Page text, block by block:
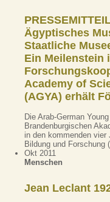
Ägyptisches
Staatliche
Ein Meilenstein
Academy of
(AGYA) erhält
Die Arab-German
Brandenburgischen
in den kommenden
Bildung und Forschung
Okt 2011
Menschen
Jean Leclant